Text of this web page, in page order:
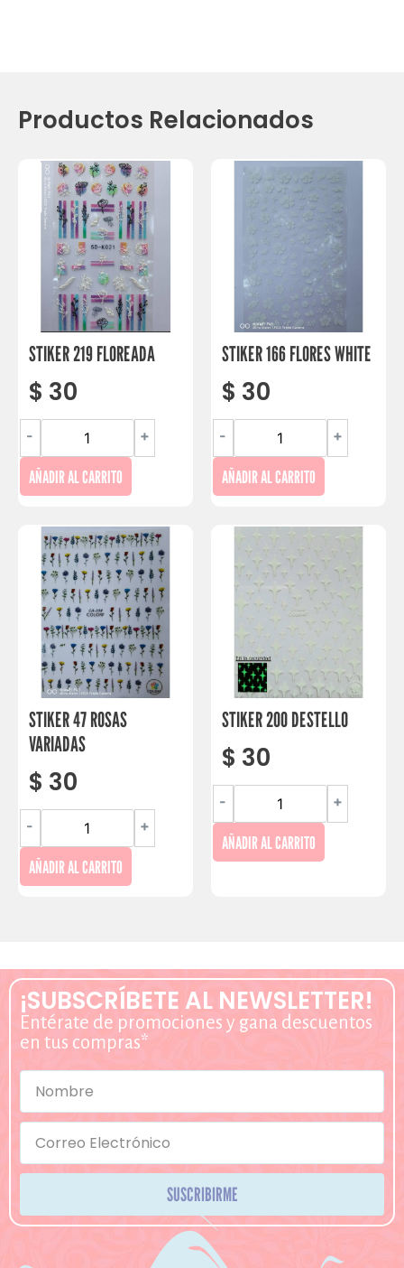
Productos Relacionados
STIKER 219 FLOREADA
$ 30
- +
AÑADIR AL CARRITO
STIKER 166 FLORES WHITE
$ 30
- +
AÑADIR AL CARRITO
STIKER 47 ROSAS
VARIADAS
$ 30
- +
AÑADIR AL CARRITO
STIKER 200 DESTELLO
$ 30
- +
AÑADIR AL CARRITO
¡SUBSCRÍBETE AL NEWSLETTER!
Entérate de promociones y gana descuentos
en tus compras*
SUSCRIBIRME